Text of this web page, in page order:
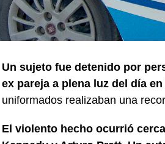
Un sujeto fue detenido por
ex pareja a plena luz del día
uniformados realizaban una
El violento hecho ocurrió